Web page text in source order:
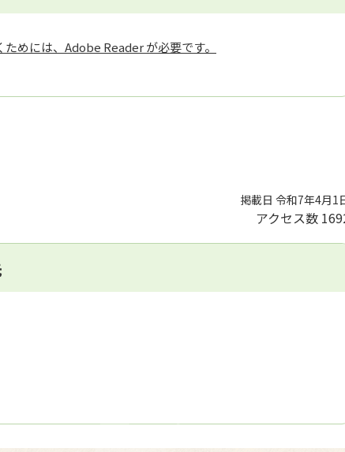
めには、Adobe Reader が必要です。
掲載日 令和7年4月1
アクセス数